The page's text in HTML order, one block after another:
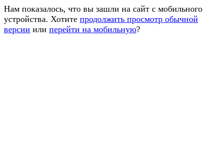
Нам показалось, что вы зашли на сайт с мобильного
устройства. Хотите продолжить просмотр обычной
версии или перейти на мобильную?